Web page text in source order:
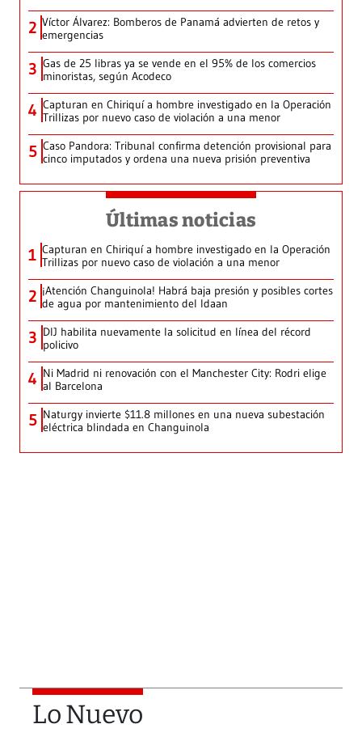
2 Víctor Álvarez: Bomberos de Panamá advierten de retos y
emergencias
3 Gas de 25 libras ya se vende en el 95% de los comercios
minoristas, según Acodeco
4 Capturan en Chiriquí a hombre investigado en la Operación
Trillizas por nuevo caso de violación a una menor
5 Caso Pandora: Tribunal confirma detención provisional para
cinco imputados y ordena una nueva prisión preventiva
Últimas noticias
1 Capturan en Chiriquí a hombre investigado en la Operación
Trillizas por nuevo caso de violación a una menor
2 ¡Atención Changuinola! Habrá baja presión y posibles cortes
de agua por mantenimiento del Idaan
3 DIJ habilita nuevamente la solicitud en línea del récord
policivo
4 Ni Madrid ni renovación con el Manchester City: Rodri elige
al Barcelona
5 Naturgy invierte $11.8 millones en una nueva subestación
eléctrica blindada en Changuinola
Lo Nuevo